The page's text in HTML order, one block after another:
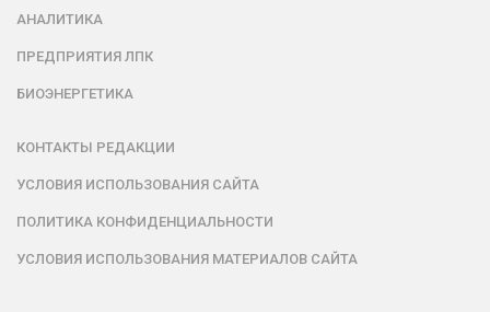
АНАЛИТИКА
ПРЕДПРИЯТИЯ ЛПК
БИОЭНЕРГЕТИКА
КОНТАКТЫ РЕДАКЦИИ
УСЛОВИЯ ИСПОЛЬЗОВАНИЯ САЙТА
ПОЛИТИКА КОНФИДЕНЦИАЛЬНОСТИ
УСЛОВИЯ ИСПОЛЬЗОВАНИЯ МАТЕРИАЛОВ САЙТА